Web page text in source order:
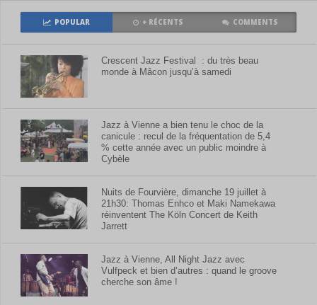
POPULAR + RÉCENTS COMMENTS
Crescent Jazz Festival : du très beau
monde à Mâcon jusqu’à samedi
Jazz à Vienne a bien tenu le choc de la
canicule : recul de la fréquentation de 5,4
% cette année avec un public moindre à
Cybèle
Nuits de Fourvière, dimanche 19 juillet à
21h30: Thomas Enhco et Maki Namekawa
réinventent The Köln Concert de Keith
Jarrett
Jazz à Vienne, All Night Jazz avec
Vulfpeck et bien d’autres : quand le groove
cherche son âme !